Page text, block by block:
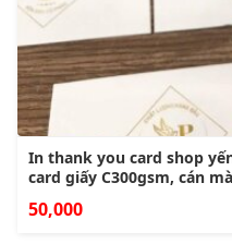
In thank you card shop
card giấy C300gsm, cán
50,000